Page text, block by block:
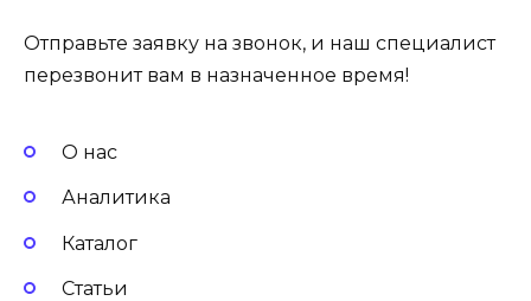
Отправьте заявку на звонок, и наш специалист
перезвонит вам в назначенное время!
О нас
Аналитика
Каталог
Статьи